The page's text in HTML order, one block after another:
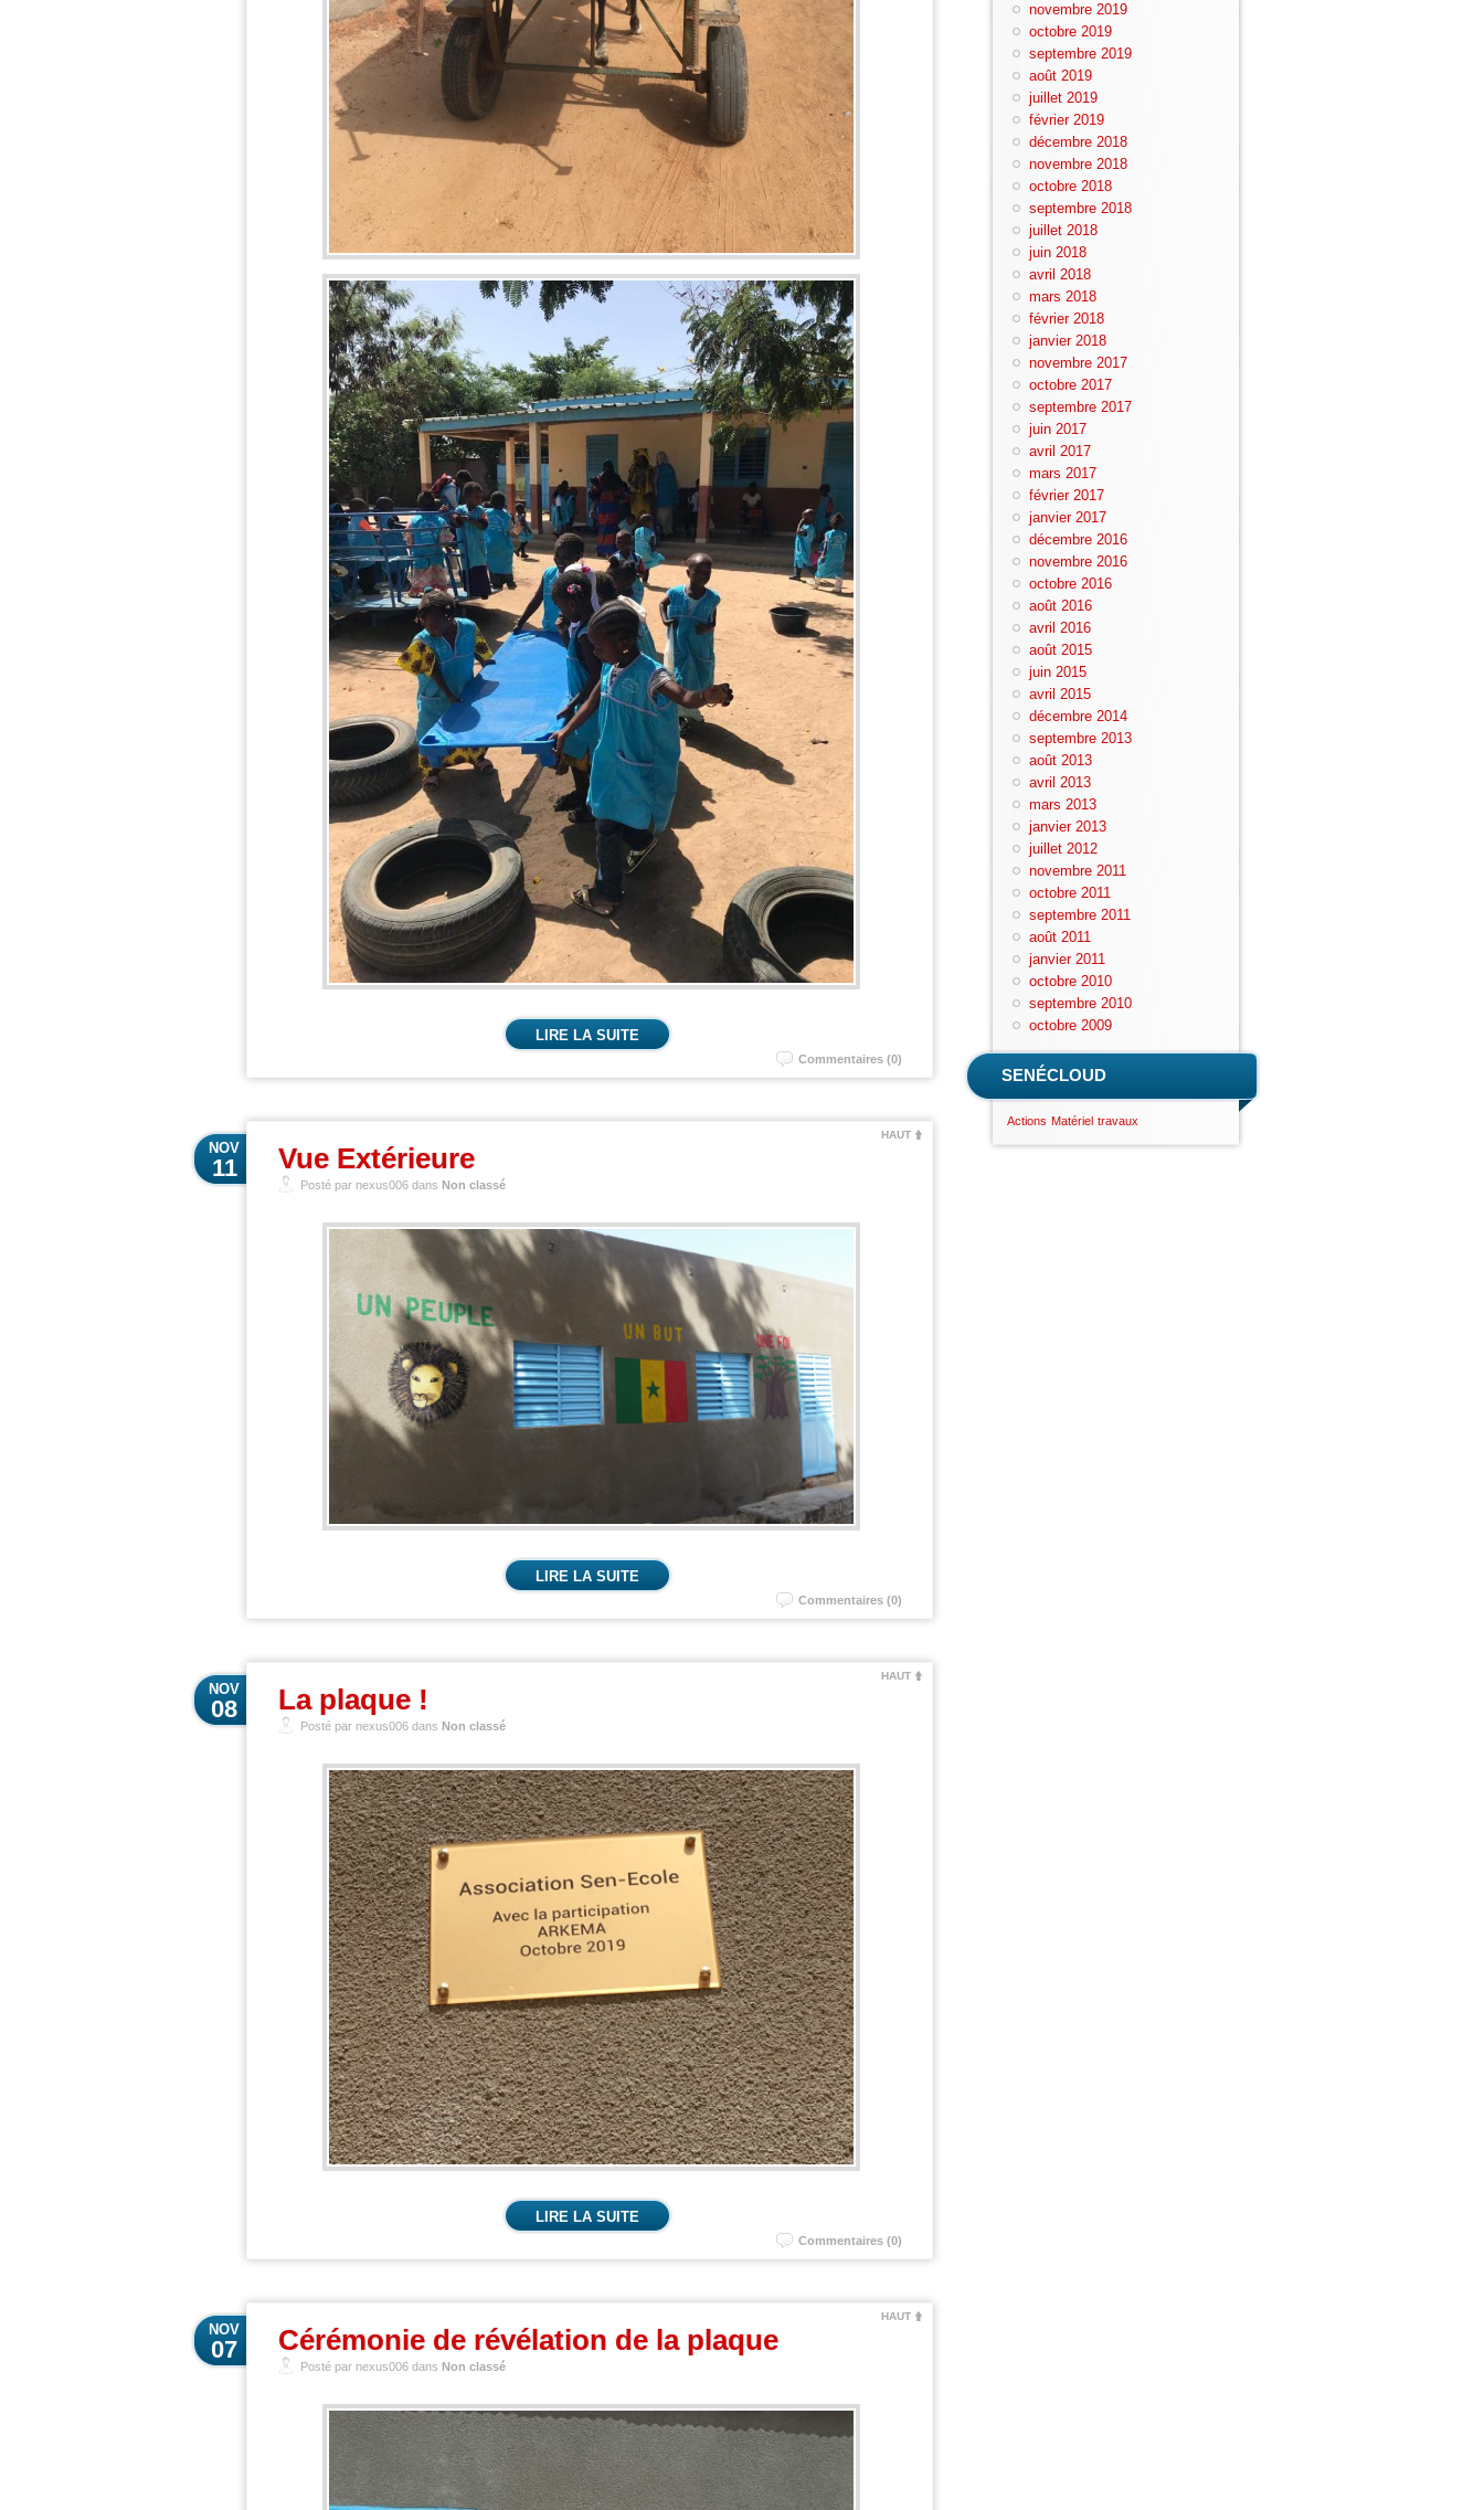
LIRE LA SUITE
Commentaires (0)
HAUT
Vue Extérieure
NOV
11
Posté par nexus006 dans Non classé
LIRE LA SUITE
Commentaires (0)
HAUT
La plaque !
NOV
08
Posté par nexus006 dans Non classé
LIRE LA SUITE
Commentaires (0)
HAUT
Cérémonie de révélation de la plaque
NOV
07
Posté par nexus006 dans Non classé
novembre 2019
octobre 2019
septembre 2019
août 2019
juillet 2019
février 2019
décembre 2018
novembre 2018
octobre 2018
septembre 2018
juillet 2018
juin 2018
avril 2018
mars 2018
février 2018
janvier 2018
novembre 2017
octobre 2017
septembre 2017
juin 2017
avril 2017
mars 2017
février 2017
janvier 2017
décembre 2016
novembre 2016
octobre 2016
août 2016
avril 2016
août 2015
juin 2015
avril 2015
décembre 2014
septembre 2013
août 2013
avril 2013
mars 2013
janvier 2013
juillet 2012
novembre 2011
octobre 2011
septembre 2011
août 2011
janvier 2011
octobre 2010
septembre 2010
octobre 2009
SENÉCLOUD
Actions Matériel travaux